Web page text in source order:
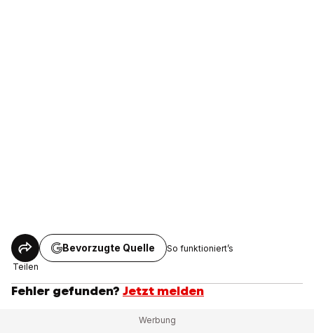
Teilen
Bevorzugte Quelle So funktioniert’s
Fehler gefunden? Jetzt melden